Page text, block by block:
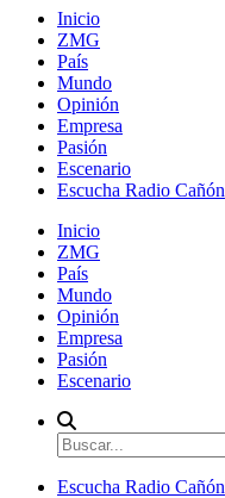
Inicio
ZMG
País
Mundo
Opinión
Empresa
Pasión
Escenario
Escucha Radio Cañón
Inicio
ZMG
País
Mundo
Opinión
Empresa
Pasión
Escenario
Escucha Radio Cañón